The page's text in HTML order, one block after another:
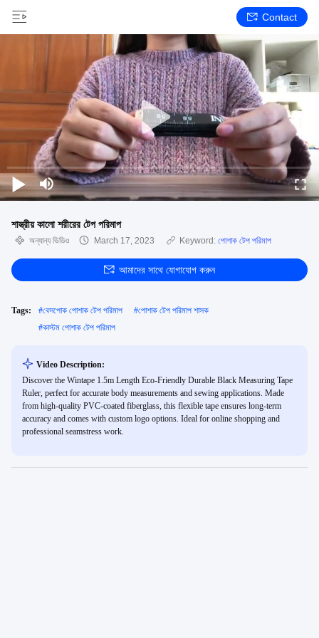
Contact
শাস্ত্রীয় কালো শরীরের টেপ পরিমাপ
অন্যান্য ভিডিও March 17, 2023 Keyword: পোশাক টেপ পরিমাপ
আমাদের সাথে যোগাযোগ করুন
Tags: #বেসপোক পোশাক টেপ পরিমাপ #পোশাক টেপ পরিমাপ শাসক
#কাস্টম পোশাক টেপ পরিমাপ
Video Description:
Discover the Wintape 1.5m Length Eco-Friendly Durable Black Measuring Tape
Ruler, perfect for accurate body measurements and sewing applications. Made
from high-quality PVC-coated fiberglass, this flexible tape ensures long-term
accuracy and comes with custom logo options. Ideal for online shopping and
professional seamstress work.